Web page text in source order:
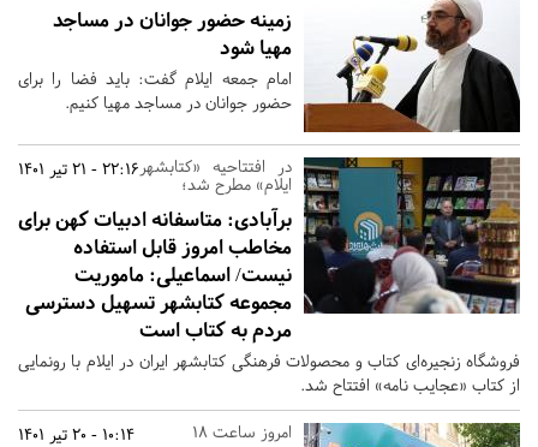
زمینه حضور جوانان در مساجد
مهیا شود
امام جمعه ایلام گفت: باید فضا را برای
حضور جوانان در مساجد مهیا کنیم.
22:16 - 21 تیر 1401 در افتتاحیه «کتابشهر
ایلام» مطرح شد؛
برآبادی: متاسفانه ادبیات کهن برای
مخاطب امروز قابل استفاده
نیست/ اسماعیلی: ماموریت
مجموعه کتابشهر تسهیل دسترسی
مردم به کتاب است
فروشگاه‌ زنجیره‌ای کتاب و محصولات فرهنگی کتابشهر ایران در ایلام با رونمایی
از کتاب «عجایب نامه» افتتاح شد.
10:14 - 20 تیر 1401 امروز ساعت 18